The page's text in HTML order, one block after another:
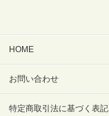
HOME
お問い合わせ
特定商取引法に基づく表記